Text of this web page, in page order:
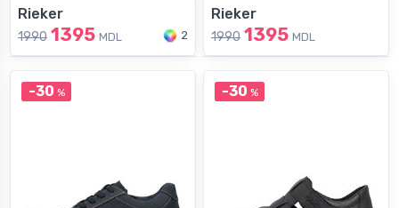
Rieker
1990 1395 MDL 2
Rieker
1990 1395 MDL
-30 % -30 %